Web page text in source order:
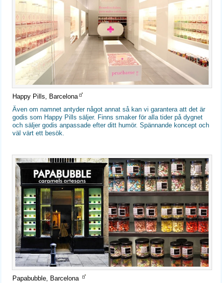
Happy Pills, Barcelona
Även om namnet antyder något annat så kan vi garantera att det är
godis som Happy Pills säljer. Finns smaker för alla tider på dygnet
och säljer godis anpassade efter ditt humör. Spännande koncept och
väl värt ett besök.
Papabubble, Barcelona